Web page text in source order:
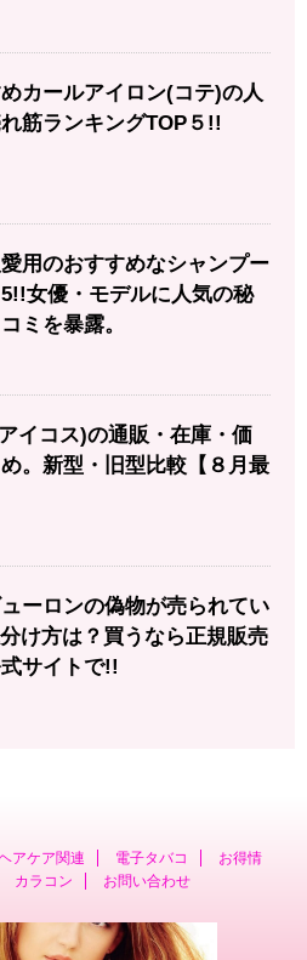
カールアイロン(コテ)の人
筋ランキングTOP５!!
用のおすすめなシャンプー
女優・モデルに人気の秘
ミを暴露。
イコス)の通販・在庫・価
。新型・旧型比較【８月最
ーロンの偽物が売られてい
け方は？買うなら正規販売
サイトで!!
アケア関連 電子タバコ
お得情
カラコン お問い合わせ